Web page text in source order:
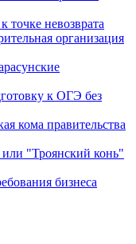
невозврата
организация
к ОГЭ без
кома правительства
"Троянский конь"
бизнеса